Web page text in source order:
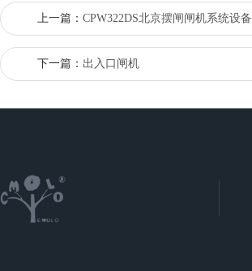
上一篇： CPW322DS北京摆闸闸机系统设备
下一篇： 出入口闸机